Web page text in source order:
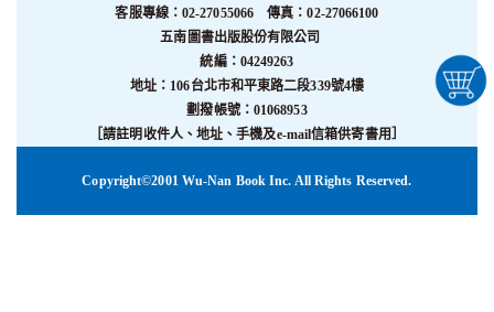
客服專線：02-27055066 傳真：02-27066100
五南圖書出版股份有限公司
統編：04249263
地址：106台北市和平東路二段339號4樓
劃撥帳號：01068953
［請註明收件人、地址、手機及e-mail信箱供寄書用］
Copyright©2001 Wu-Nan Book Inc. All Rights Reserved.